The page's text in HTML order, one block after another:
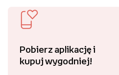
Pobierz aplikację i
kupuj wygodniej!